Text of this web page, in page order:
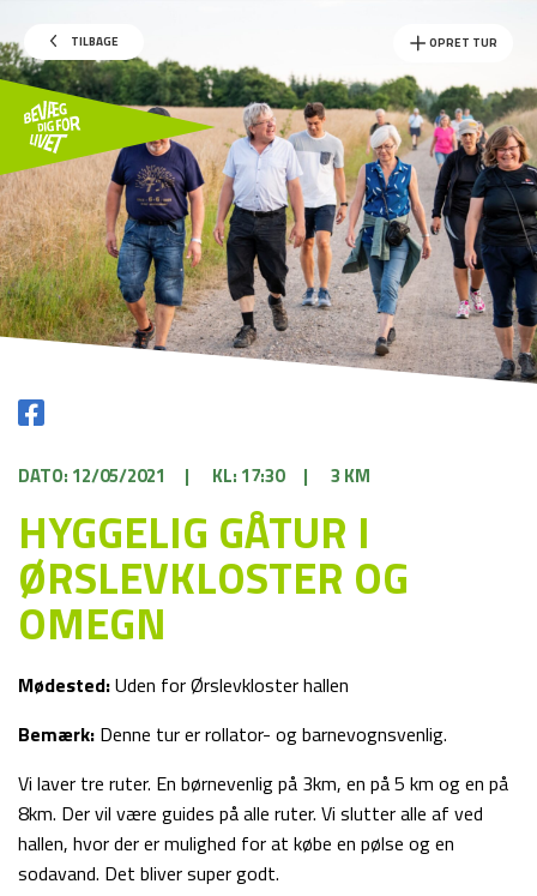
TILBAGE OPRET TUR
DATO: 12/05/2021 | KL: 17:30 | 3 KM
HYGGELIG GÅTUR I
ØRSLEVKLOSTER OG
OMEGN
Mødested:Uden for Ørslevkloster hallen
Bemærk: Denne tur er rollator- og barnevognsvenlig.
Vi laver tre ruter. En børnevenlig på 3km, en på 5 km og en på
8km. Der vil være guides på alle ruter. Vi slutter alle af ved
hallen, hvor der er mulighed for at købe en pølse og en
sodavand. Det bliver super godt.